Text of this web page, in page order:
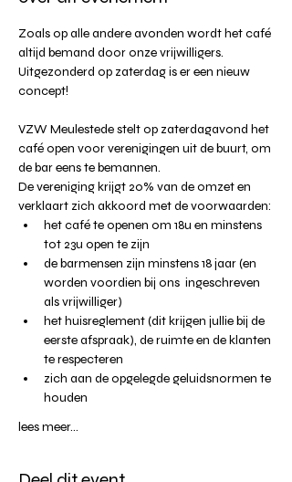
Zoals op alle andere avonden wordt het café
altijd bemand door onze vrijwilligers.
Uitgezonderd op zaterdag is er een nieuw
concept!
VZW Meulestede stelt op zaterdagavond het
café open voor verenigingen uit de buurt, om
de bar eens te bemannen.
De vereniging krijgt 20% van de omzet en
verklaart zich akkoord met de voorwaarden:
het café te openen om 18u en minstens
tot 23u open te zijn
de barmensen zijn minstens 18 jaar (en
worden voordien bij ons  ingeschreven
als vrijwilliger)
het huisreglement (dit krijgen jullie bij de
eerste afspraak), de ruimte en de klanten
te respecteren
zich aan de opgelegde geluidsnormen te
houden
lees meer...